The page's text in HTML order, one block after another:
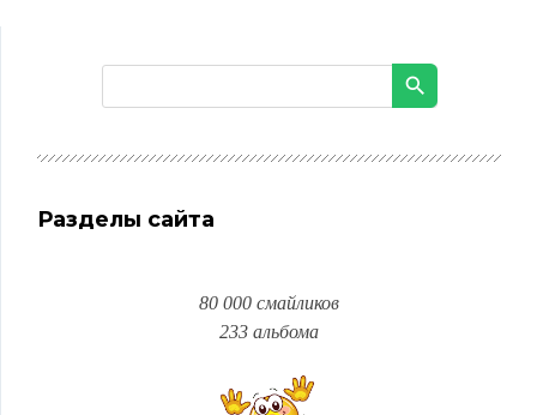
Разделы сайта
80 000 смайликов
233 альбома